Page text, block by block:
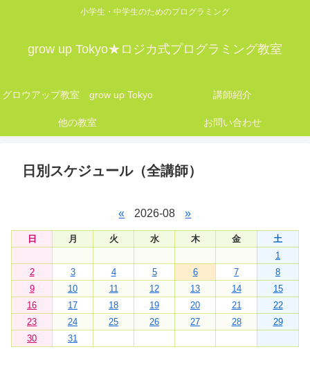
小学生・中学生のためのプログラミング
grow up Tokyo★ロジカ式プログラミング教室
グロウアップ教室 grow up Tokyo 講師紹介
他の教室 お問い合わせ
日別スケジュール（全講師）
« 2026-08 »
日 月 火 水 木 金
土
1
2
3 4 5 6 7
8
9
10 11 12 13 14
15
16
17 18 19 20 21
22
23
24 25 26 27 28
29
30
31